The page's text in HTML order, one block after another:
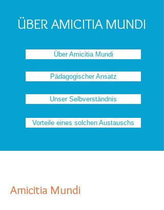
ÜBER AMICITIA MUNDI
Über Amicitia Mundi
Pädagogischer Ansatz
Unser Selbverständnis
Vorteile eines solchen Austauschs
Amicitia Mundi